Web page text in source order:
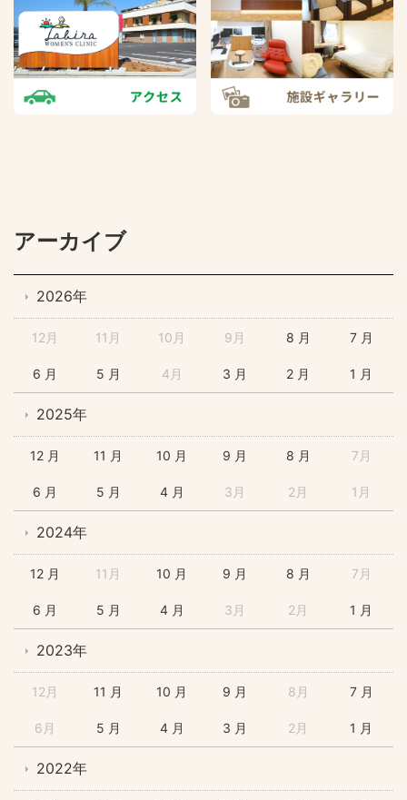
アーカイブ
2026年
12月 11月 10月 9月 8 月 7 月
6 月 5 月 4月 3 月 2 月 1 月
2025年
12 月 11 月 10 月 9 月 8 月 7月
6 月 5 月 4 月 3月 2月 1月
2024年
12 月 11月 10 月 9 月 8 月 7月
6 月 5 月 4 月 3月 2月 1 月
2023年
12月 11 月 10 月 9 月 8月 7 月
6月 5 月 4 月 3 月 2月 1 月
2022年